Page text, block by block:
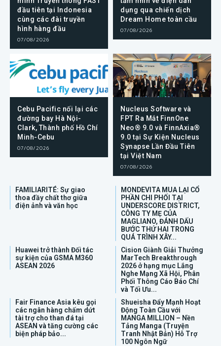
đầu tiên tại Indonesia
cùng các đài truyền
hình hàng đầu
07/08/2026
dụng qua chiến dịch
Dream Home toàn cầu
07/08/2026
Cebu Pacific nối lại các
đường bay Hà Nội-
Clark, Thành phố Hồ Chí
Minh-Cebu
07/08/2026
Nucleus Software và
FPT Ra Mắt FinnOne
Neo® 9.0 và FinnAxia®
9.0 tại Sự Kiện Nucleus
Synapse Lần Đầu Tiên
tại Việt Nam
07/08/2026
FAMILIARITÉ: Sự giao
thoa đầy chất thơ giữa
điện ảnh và văn học
MONDEVITA MUA LẠI CỔ
PHẦN CHI PHỐI TẠI
UNDERSCORE DISTRICT,
CÔNG TY MẸ CỦA
MAGLIANO, ĐÁNH DẤU
BƯỚC THỨ HAI TRONG
QUÁ TRÌNH XÂY...
Huawei trở thành Đối tác
sự kiện của GSMA M360
ASEAN 2026
Cision Giành Giải Thưởng
MarTech Breakthrough
2026 ở hạng mục Lắng
Nghe Mạng Xã Hội, Phân
Phối Thông Cáo Báo Chí
và Tối Ưu...
Fair Finance Asia kêu gọi
các ngân hàng chấm dứt
tài trợ cho than đá tại
ASEAN và tăng cường các
biện pháp bảo...
Shueisha Đẩy Mạnh Hoạt
Động Toàn Cầu với
MANGA MILLION – Nền
Tảng Manga (Truyện
Tranh Nhật Bản) Hỗ Trợ
100 Ngôn Ngữ